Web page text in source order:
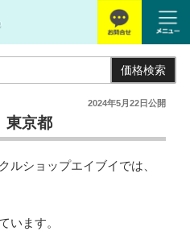
価格検索
2024年5月22日公開
東京都
ルショップエイブイでは、
います。